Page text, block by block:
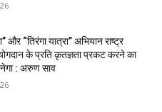
और “तिरंगा यात्रा” अभियान राष्ट्र
के प्रति कृतज्ञता प्रकट करने का
: अरुण साव